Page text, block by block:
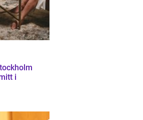
i